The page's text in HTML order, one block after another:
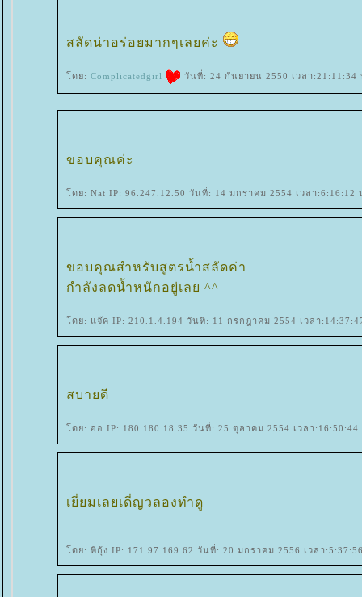
สลัดน่าอร่อยมากๆเลยค่ะ
ดย: Complicatedgirl วันที่: 24 กันยายน 2550 เวลา:21:11:34
ขอบคุณค่ะ
ดย: Nat IP: 96.247.12.50 วันที่: 14 มกราคม 2554 เวลา:6:16:12
ขอบคุณสำหรับสูตรน้ำสลัดค่า
กำลังลดน้ำหนักอยู่เลย ^^
ดย: แจ๊ค IP: 210.1.4.194 วันที่: 11 กรกฎาคม 2554 เวลา
สบายดี
ดย: ออ IP: 180.180.18.35 วันที่: 25 ตุลาคม 2554 เวลา:16:50:44
เยี่ยมเลยเดี่ญวลองทำดู
ดย: พี่กุ้ง IP: 171.97.169.62 วันที่: 20 มกราคม 2556 เวลา